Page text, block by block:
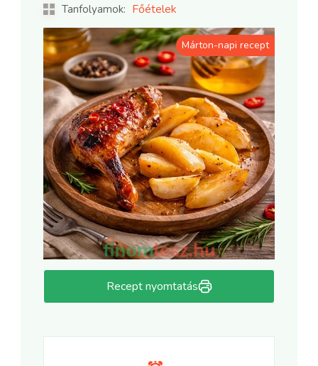
Tanfolyamok: Főételek
Recept nyomtatás
Márton-napi recept